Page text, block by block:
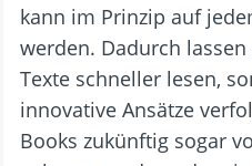
kann im Prinzip auf
werden. Dadurch
Texte schneller lesen,
innovative Ansätze
Books zukünftig sogar